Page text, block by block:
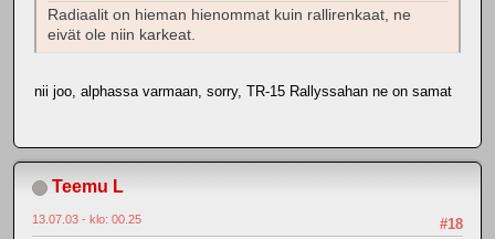
Radiaalit on hieman hienommat kuin rallirenkaat, ne
eivät ole niin karkeat.
nii joo, alphassa varmaan, sorry, TR-15 Rallyssahan ne on samat
Teemu L
#18
13.07.03 - klo: 00.25